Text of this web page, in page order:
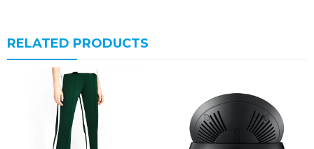
RELATED PRODUCTS